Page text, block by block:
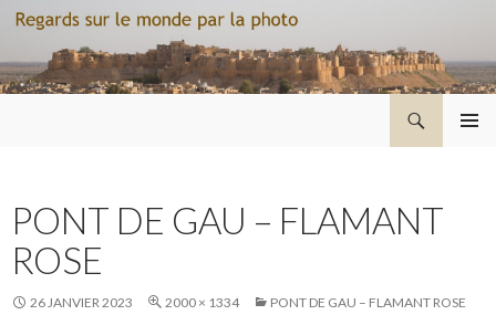
PONT DE GAU – FLAMANT
ROSE
26 JANVIER 2023 2000 × 1334 PONT DE GAU – FLAMANT ROSE